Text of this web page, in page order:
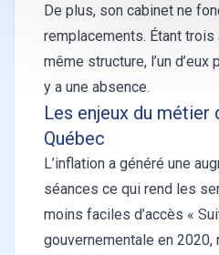
De plus, son cabinet ne
remplacements. Étant trois
même structure, l’un
y a une absence.
Les enjeux du métier
Québec
L’inflation a généré une
séances ce qui rend les
moins faciles d’accès «
gouvernementale en 2020,